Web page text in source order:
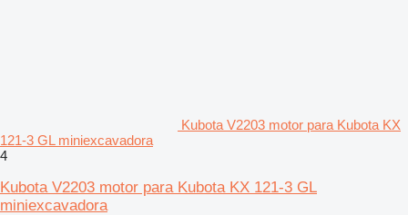
Kubota V2203 motor para Kubota KX
121-3 GL miniexcavadora
4
Kubota V2203 motor para Kubota KX 121-3 GL
miniexcavadora